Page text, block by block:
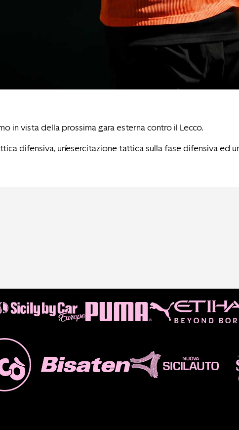
in vista della prossima gara esterna contro il Lecco.
difensiva, un’esercitazione tattica sulla fase difensiva ed